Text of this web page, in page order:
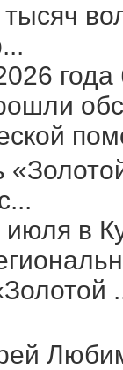
года
в